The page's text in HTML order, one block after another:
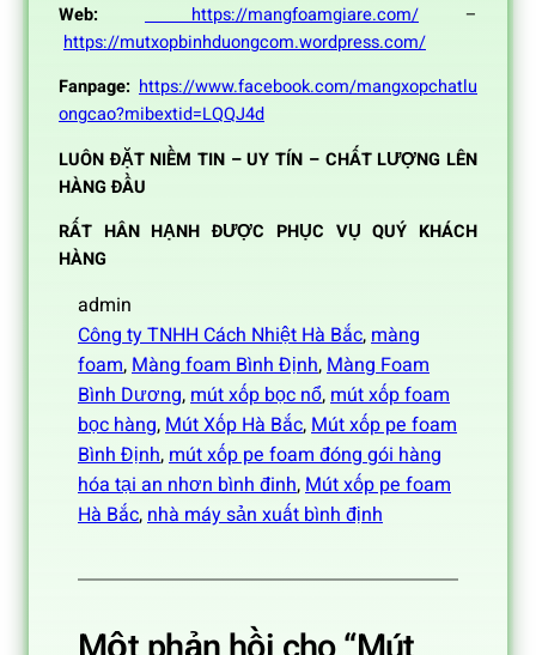
Web:
https://mangfoamgiare.com/ –
https://mutxopbinhduongcom.wordpress.com/
Fanpage: https://www.facebook.com/mangxopchatlu
ongcao?mibextid=LQQJ4d
LUÔN ĐẶT NIỀM TIN – UY TÍN – CHẤT LƯỢNG LÊN
HÀNG ĐẦU
RẤT HÂN HẠNH ĐƯỢC PHỤC VỤ QUÝ KHÁCH
HÀNG
admin
Công ty TNHH Cách Nhiệt Hà Bắc, màng
foam, Màng foam Bình Định, Màng Foam
Bình Dương, mút xốp bọc nổ, mút xốp foam
bọc hàng, Mút Xốp Hà Bắc, Mút xốp pe foam
Bình Định, mút xốp pe foam đóng gói hàng
hóa tại an nhơn bình đinh, Mút xốp pe foam
Hà Bắc, nhà máy sản xuất bình định